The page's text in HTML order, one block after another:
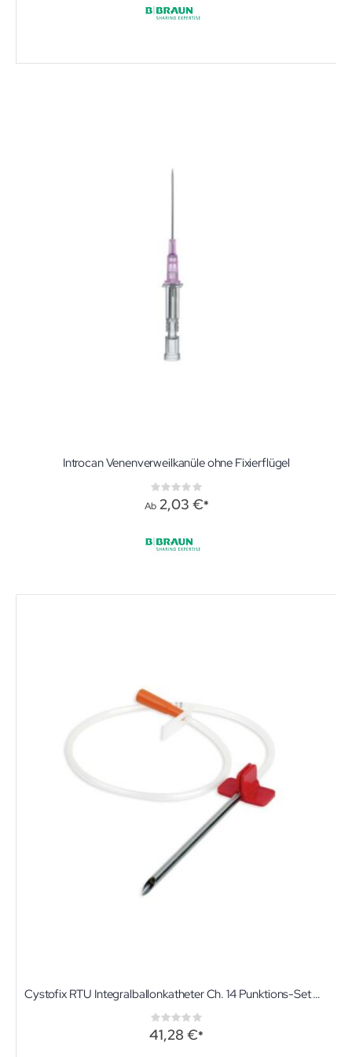
Introcan Venenverweilkanüle ohne Fixierflügel
Rating:
0%
Ab 2,03 €
Cystofix RTU Integralballonkatheter Ch. 14 Punktions-Set mit Silikonballon-Katheter
Rating:
0%
41,28 €